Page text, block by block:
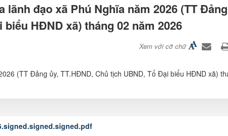
đạo xã Phú Nghĩa năm 2026 (TT
HĐND xã) tháng 02 năm 2026
Xem với cỡ chữ
(TT Đảng ủy, TT.HĐND, Chủ tịch UBND, Tổ Đại biểu HĐND xã)